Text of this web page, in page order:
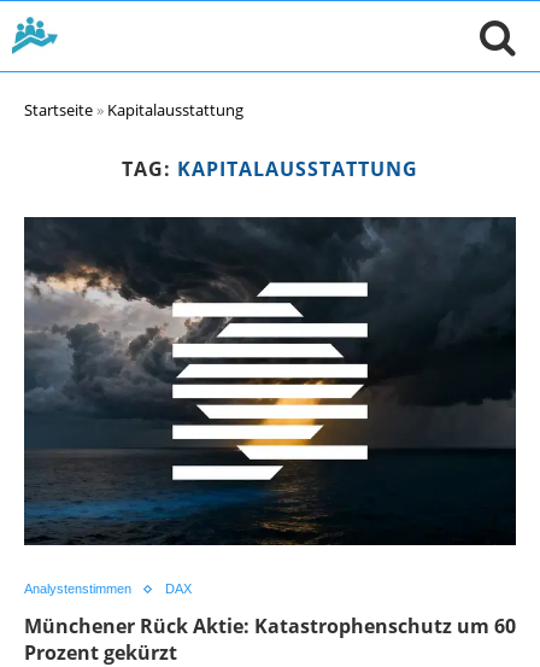
Startseite» Kapitalausstattung
TAG: KAPITALAUSSTATTUNG
Analystenstimmen DAX
Münchener Rück Aktie: Katastrophenschutz um 60
Prozent gekürzt